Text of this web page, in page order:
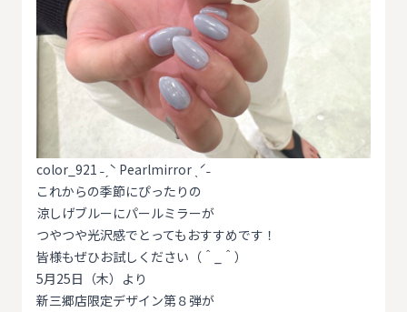
color_921 ˗ˏˋ Pearlmirror ˎˊ˗
これからの季節にぴったりの
涼しげブルーにパールミラーが
つやつや光沢感でとってもおすすめです！
皆様もぜひお試しください（＾_＾）
5月25日（木）より
新三郷店限定デザイン第８弾が